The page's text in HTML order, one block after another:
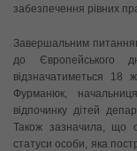
забезпечення рівних
Завершальним
до Європейського
відзначатиметься 18
Фурманюк,
відпочинку дітей
Також зазначила, що
статуси особи, яка